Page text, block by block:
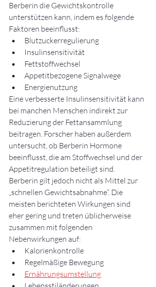
Berberin die Gewichtskontrolle
unterstützen kann, indem es folgende
Faktoren beeinflusst:
Blutzuckerregulierung
Insulinsensitivität
Fettstoffwechsel
Appetitbezogene Signalwege
Energienutzung
Eine verbesserte Insulinsensitivität kann
bei manchen Menschen indirekt zur
Reduzierung der Fettansammlung
beitragen. Forscher haben außerdem
untersucht, ob Berberin Hormone
beeinflusst, die am Stoffwechsel und der
Appetitregulation beteiligt sind.
Berberin gilt jedoch nicht als Mittel zur
„schnellen Gewichtsabnahme“. Die
meisten berichteten Wirkungen sind
eher gering und treten üblicherweise
zusammen mit folgenden
Nebenwirkungen auf:
Kalorienkontrolle
Regelmäßige Bewegung
Ernährungsumstellung